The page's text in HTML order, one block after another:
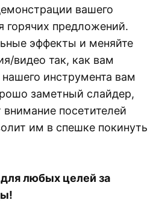
вашего
горячих предложений.
эффекты и меняйте
видео так, как вам
инструмента вам
заметный слайдер,
посетителей
им в спешке покинуть
любых целей за